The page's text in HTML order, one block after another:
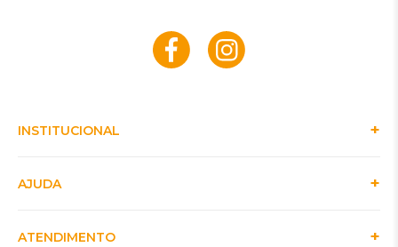
INSTITUCIONAL
AJUDA
ATENDIMENTO